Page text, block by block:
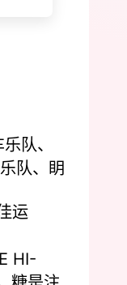
队、
队、眀
运
HI-